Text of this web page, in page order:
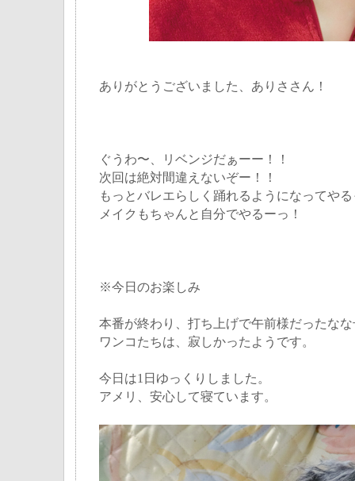
ありがとうございました、ありささん！
ぐうわ〜、リベンジだぁーー！！
次回は絶対間違えないぞー！！
もっとバレエらしく踊れるようになってや
メイクもちゃんと自分でやるーっ！
※今日のお楽しみ
本番が終わり、打ち上げで午前様だったな
ワンコたちは、寂しかったようです。
今日は1日ゆっくりしました。
アメリ、安心して寝ています。